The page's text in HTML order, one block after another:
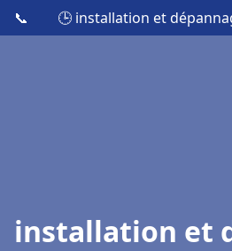
📞 🕒 installation et
installation et